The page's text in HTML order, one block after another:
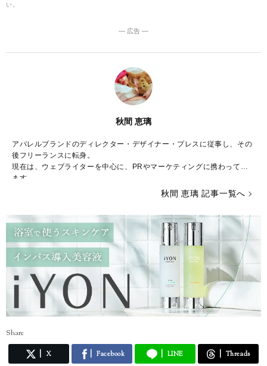
い。
― 広告 ―
秋間 恵璃
アパレルブランドのディレクター・デザイナー・プレスに従事し、その
後フリーランスに転身。
現在は、ウェブライターを中心に、PRやマーケティングに携わってい
ます。
関する様々な記事を執筆していきたいと思います！
インスタグラム* @eriusa0325 https://instagram.com/eriusa0325/
メール* eriusa0325@gmail.com
(コンタクトはインスタグラムのDM、メールアドレスへお願いいたしま
す)
※恐れ入りますが、商品に関してのご質問にはお答えしかねます。
秋間 恵璃 記事一覧へ
Share
X Facebook LINE Threads